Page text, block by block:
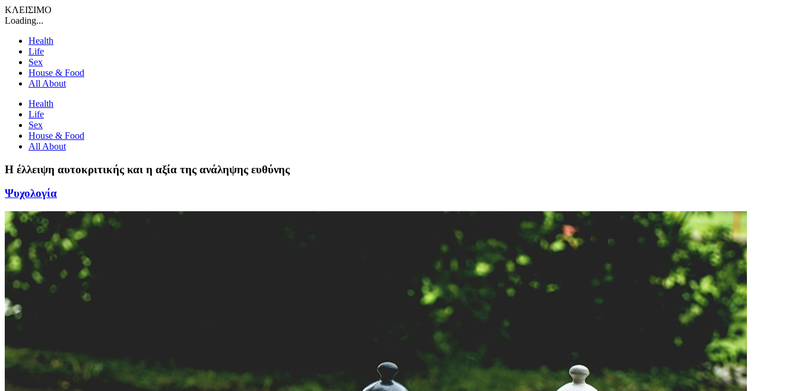
ΚΛΕΙΣΙΜΟ
Loading...
Health
Life
Sex
House & Food
All About
Health
Life
Sex
House & Food
All About
Η έλλειψη αυτοκριτικής και η αξία της ανάληψης ευθύνης
Ψυχολογία